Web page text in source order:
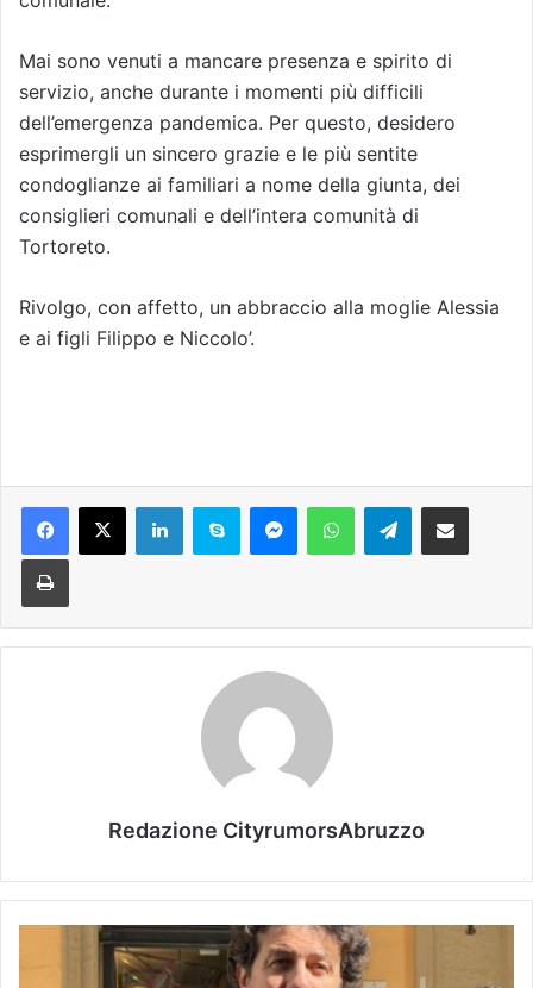
Mai sono venuti a mancare presenza e spirito di
servizio, anche durante i momenti più difficili
dell’emergenza pandemica. Per questo, desidero
esprimergli un sincero grazie e le più sentite
condoglianze ai familiari a nome della giunta, dei
consiglieri comunali e dell’intera comunità di
Tortoreto.
Rivolgo, con affetto, un abbraccio alla moglie Alessia
e ai figli Filippo e Niccolo’.
Telegram
Redazione CityrumorsAbruzzo